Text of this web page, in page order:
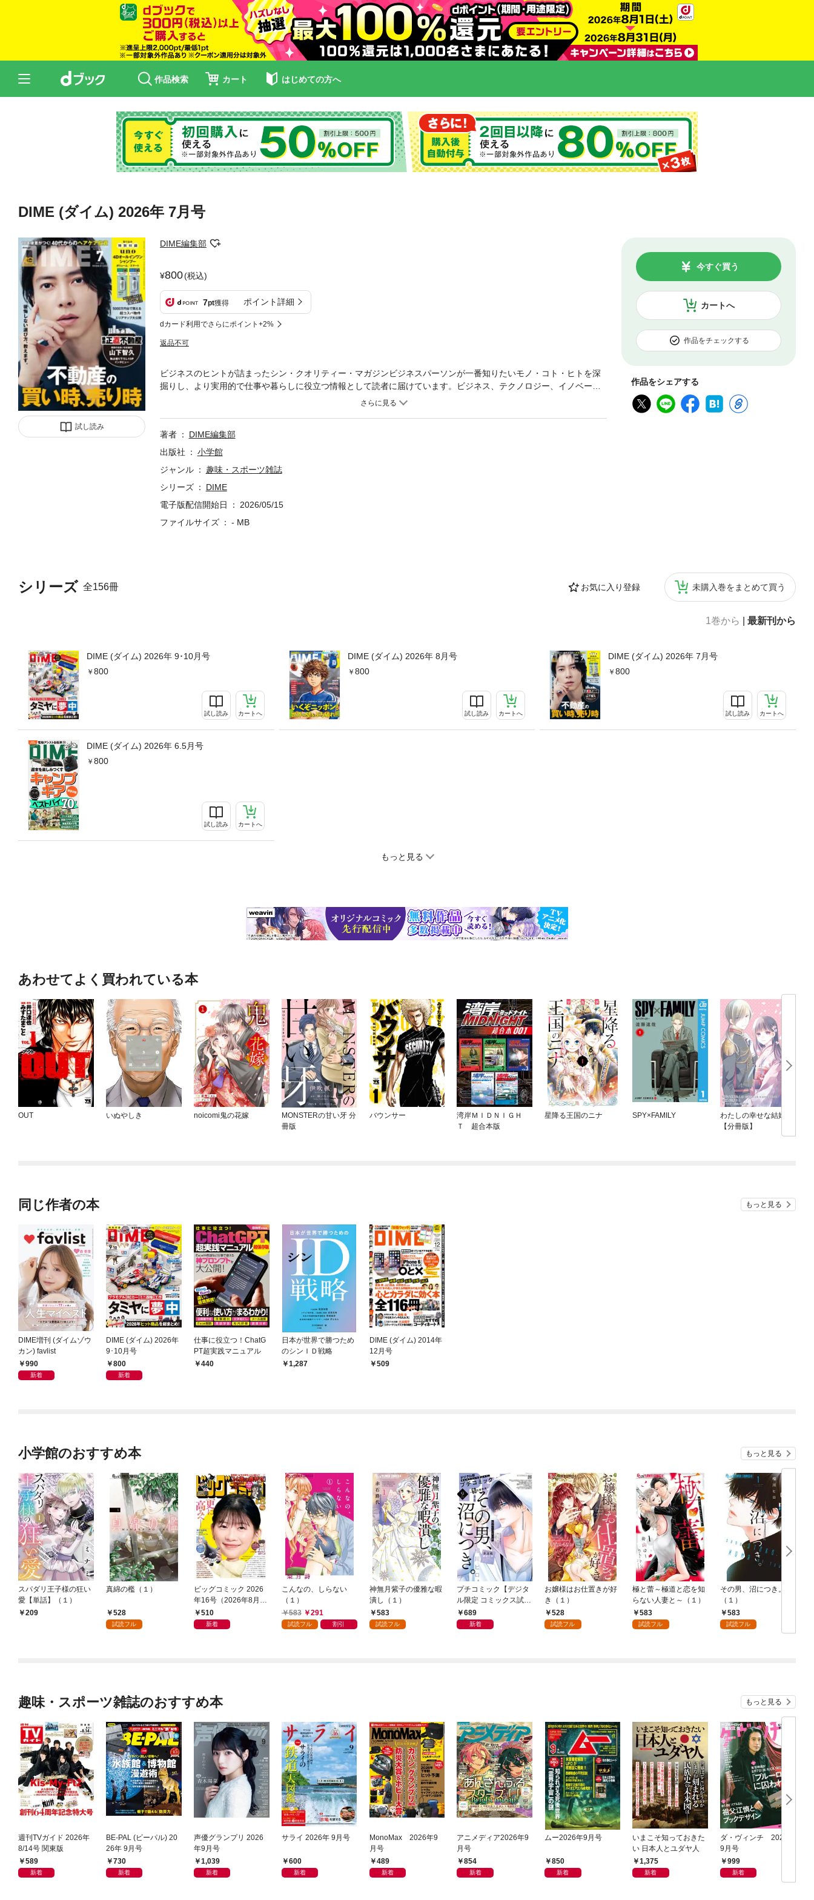
作品検索 カート はじめての方へ
DIME (ダイム) 2026年 7月号
試し読み
DIME編集部
800(税込)
7pt獲得 ポイント詳細
dカード利用でさらにポイント+2%
返品不可
カートへ
今すぐ買う
作品をチェックする
作品をシェアする
シリーズ 全156冊 お気に入り登録 未購入巻をまとめて買う
1巻から 最新刊から
DIME (ダイム) 2026年 9･10月号
800
試し読み カートへ
DIME (ダイム) 2026年 8月号
800
試し読み カートへ
DIME (ダイム) 2026年 7月号
800
試し読み カートへ
DIME (ダイム) 2026年 6.5月号
800
試し読み カートへ
もっと見る
ビジネスのヒントが詰まったシン・クオリティー・マガジンビジネスパーソンが一番知りたいモノ・コト・ヒトを深
掘りし、より実用的で仕事や暮らしに役立つ情報として読者に届けています。ビジネス、テクノロジー、イノベーシ
ョン、プロダクト、マネー、エンタメ、カルチャーまで、WEB3.0時代の最新トレンドを発信するリアルなビジネスト
この作品はカラー版です。お使いの端末によっては、一部読みづらい場合がございます。
著者
DIME編集部
出版社
小学館
ジャンル
趣味・スポーツ雑誌
シリーズ
DIME
電子版配信開始日
2026/05/15
ファイルサイズ
- MB
あわせてよく買われている本
OUT いぬやしき noicomi鬼の花嫁
MONSTERの甘い牙 分
冊版
バウンサー
湾岸ＭＩＤＮＩＧＨ
Ｔ 超合本版
星降る王国のニナ SPY×FAMILY
わたしの幸せな結婚
【分冊版】
同じ作者の本 もっと見る
DIME増刊 (ダイムゾウ
カン) favlist
990
新着
DIME (ダイム) 2026年
9･10月号
800
新着
仕事に役立つ！ChatG
PT超実践マニュアル
440
日本が世界で勝つため
のシンＩＤ戦略
1,287
DIME (ダイム) 2014年
12月号
509
小学館のおすすめ本 もっと見る
スパダリ王子様の狂い
愛【単話】（１）
209
真綿の檻（１）
528
試読フル
ビッグコミック 2026
年16号（2026年8月7
日発売）
510
新着
こんなの、しらない
（１）
583
291
試読フル 割引
神無月紫子の優雅な暇
潰し（１）
583
試読フル
プチコミック【デジタ
ル限定 コミックス試し
読み特典付き】 2026
年9月号（2026年8月7
689
新着
お嬢様はお仕置きが好
き（１）
528
試読フル
極と蕾～極道と恋を知
らない人妻と～（１）
583
試読フル
その男、沼につき。
（１）
583
試読フル
趣味・スポーツ雑誌のおすすめ本 もっと見る
週刊TVガイド 2026年
8/14号 関東版
589
新着
BE-PAL (ビーパル) 20
26年 9月号
730
新着
声優グランプリ 2026
年9月号
1,039
新着
サライ 2026年 9月号
600
新着
MonoMax 2026年9
月号
489
新着
アニメディア2026年9
月号
854
新着
ムー2026年9月号
850
新着
いまこそ知っておきた
い 日本人とユダヤ人
1,375
新着
ダ・ヴィンチ 2026年
9月号
999
新着